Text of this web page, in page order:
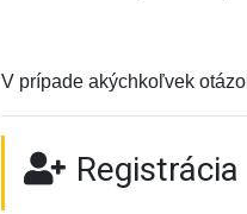
V prípade akýchkoľvek
Registrácia